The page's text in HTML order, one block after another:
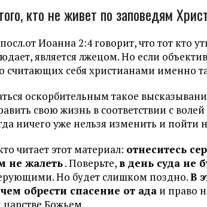
кто не живет по заповедям
Иоанна 2:4 говорит, что тот кто
является лжецом. Но если
считающих себя христианами именно
оскорбительным такое
свою жизнь в соответствии с
ничего уже нельзя изменить и пойти
читает этот материал: отнеситесь
не жалеть. Поверьте, в день суда не
Но будет слишком поздно.В
обрести спасение от ада и право
Божьем.